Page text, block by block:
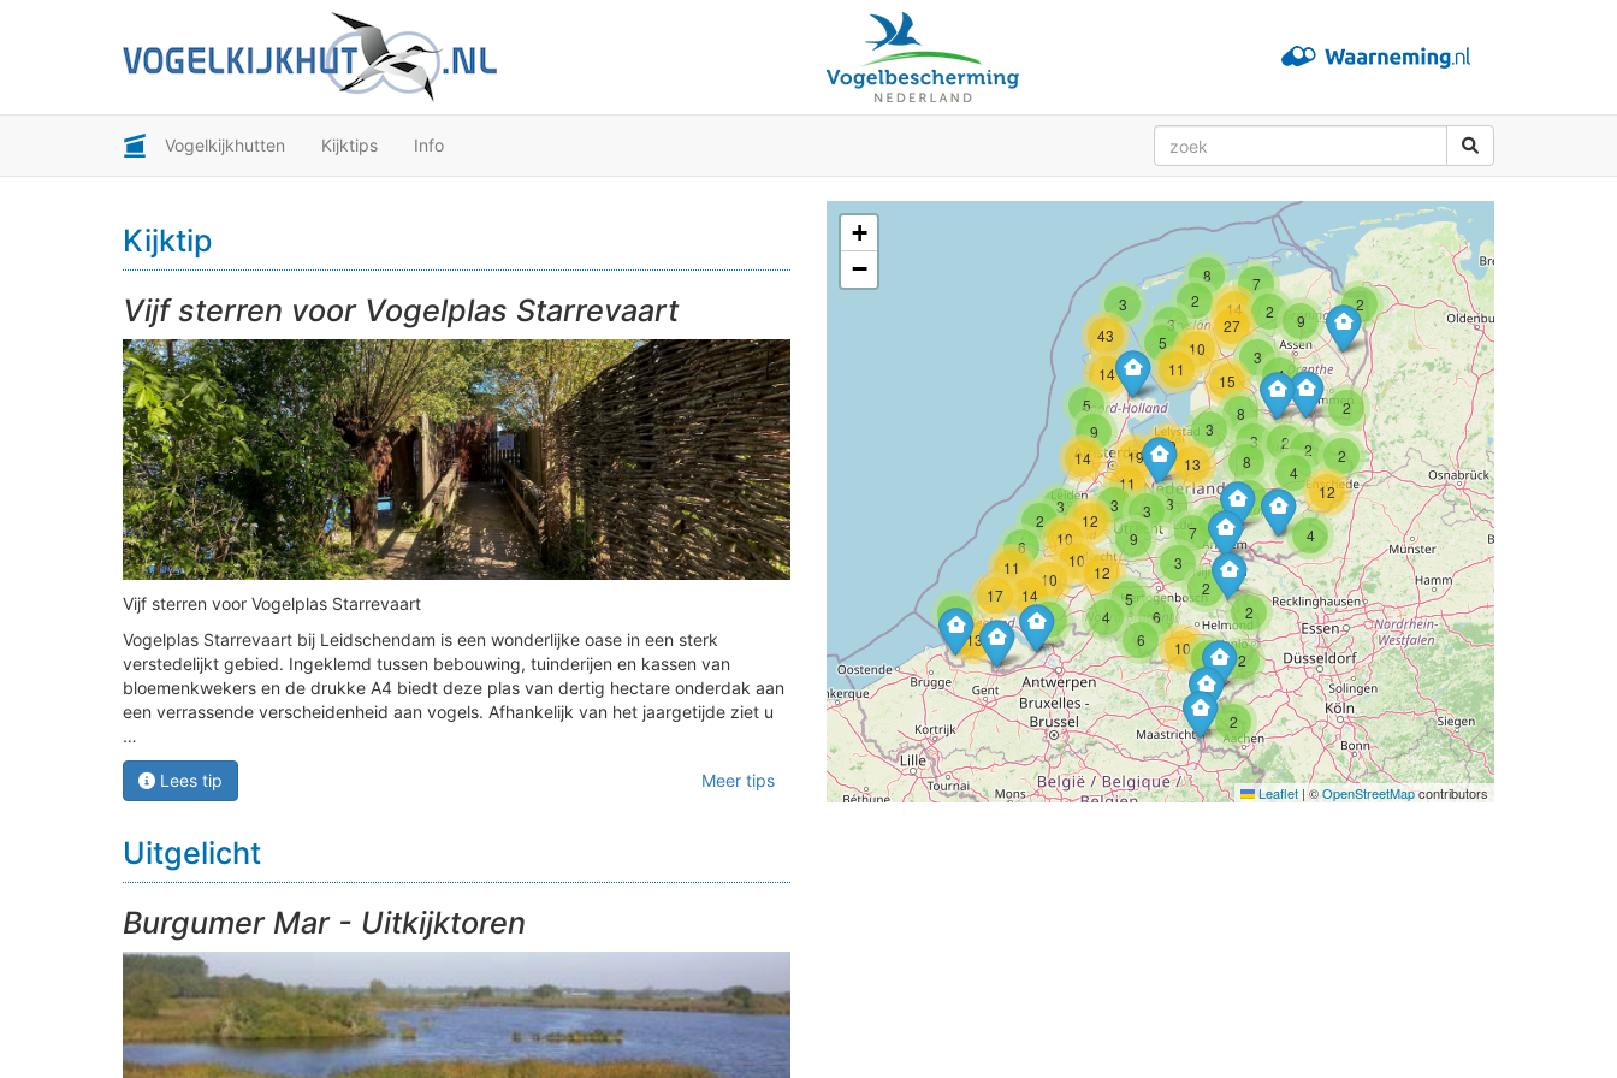
Vogelkijkhutten Kijktips Info
Kijktip
Vijf sterren voor Vogelplas Starrevaart
Vijf sterren voor Vogelplas Starrevaart
Vogelplas Starrevaart bij Leidschendam is een wonderlijke oase in een sterk
verstedelijkt gebied. Ingeklemd tussen bebouwing, tuinderijen en kassen van
bloemenkwekers en de drukke A4 biedt deze plas van dertig hectare onderdak aan
een verrassende verscheidenheid aan vogels. Afhankelijk van het jaargetijde ziet u
…
Lees tip Meer tips
Uitgelicht
Burgumer Mar - Uitkijktoren
8
3
3 2 2
8 2
2
4
12
4
2
3
20
13
3
43
5
5
14
9
11
14 19
7
11
3
2 9
4
2
8
10 3
14
15
27
3
3
5
4
3
3
6
7
9
12
2
2
2
2
6
6
6 10
3
2
6
3
10
12
10
10
2
11
14
13
17
+
−
Leaflet |©OpenStreetMapcontributors